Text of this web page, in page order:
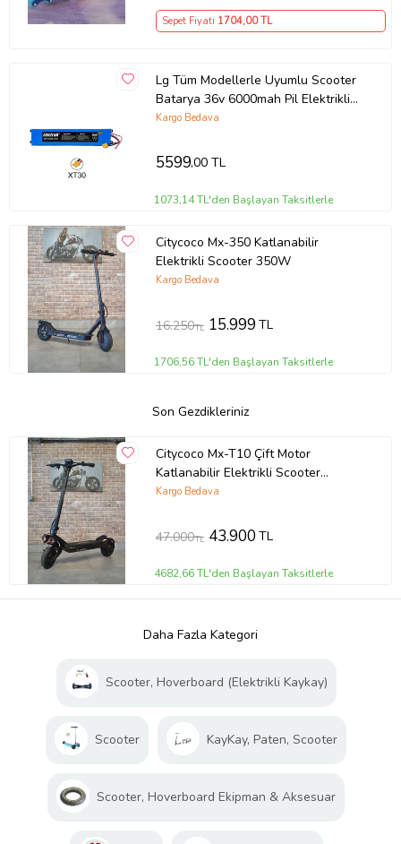
Sepet Fiyatı 1704,00 TL
Lg Tüm Modellerle Uyumlu Scooter
Batarya 36v 6000mah Pil Elektrikli
Scooter Bataryası Değişimi
Kargo Bedava
5599,00 TL
1073,14 TL'den Başlayan Taksitlerle
Citycoco Mx-350 Katlanabilir
Elektrikli Scooter 350W
Kargo Bedava
16.250TL 15.999TL
1706,56 TL'den Başlayan Taksitlerle
Son Gezdikleriniz
Citycoco Mx-T10 Çift Motor
Katlanabilir Elektrikli Scooter
1600W
Kargo Bedava
47.000TL 43.900TL
4682,66 TL'den Başlayan Taksitlerle
Daha Fazla Kategori
Scooter, Hoverboard (Elektrikli Kaykay)
Scooter KayKay, Paten, Scooter
Scooter, Hoverboard Ekipman & Aksesuar